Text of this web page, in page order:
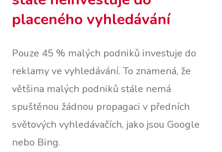
placeného vyhledávání
Pouze 45 % malých podniků investuje do
reklamy ve vyhledávání. To znamená, že
většina malých podniků stále nemá
spuštěnou žádnou propagaci v předních
světových vyhledávačích, jako jsou Google
nebo Bing.